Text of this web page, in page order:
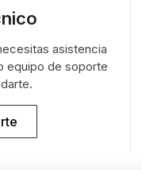
asistencia
equipo de soporte